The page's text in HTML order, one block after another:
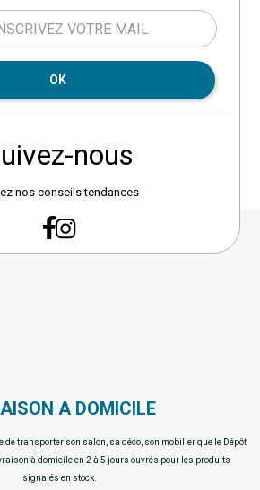
Matière rembourrage : Mousse PU
Matière des pieds : métal.
Bailleul.
OK
nous
nos conseils tendances
A DOMICILE
de transporter son salon, sa déco, son mobilier que le Dépôt
à domicile en 2 à 5 jours ouvrés pour les produits
signalés en stock.